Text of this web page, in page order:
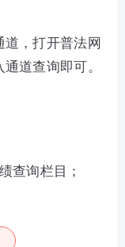
，打开普法网
道查询即可。
查询栏目；
询到成绩。